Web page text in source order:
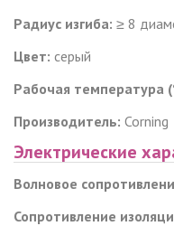
Радиус изгиба: ≥ 8
Цвет: серый
Рабочая температура
Производитель: Corning
Электрические
Волновое
Сопротивление